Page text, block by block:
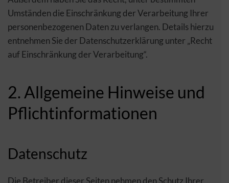
Umständen die Einschränkung der Verarbeitung Ihrer
personenbezogenen Daten zu verlangen. Details hierzu
entnehmen Sie der Datenschutzerklärung unter „Recht
auf Einschränkung der Verarbeitung“.
2. Allgemeine Hinweise und
Pflichtinformationen
Datenschutz
Die Betreiber dieser Seiten nehmen den Schutz Ihrer